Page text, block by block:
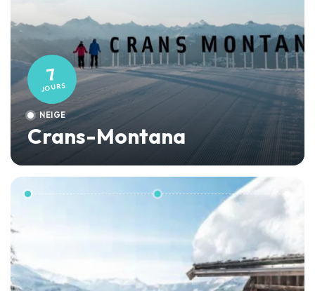
7
JOURS
NEIGE
Crans-Montana